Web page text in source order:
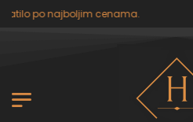
po najboljim cenama.